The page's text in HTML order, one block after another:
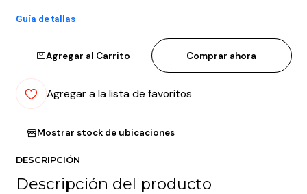
Guía de tallas
Agregar al Carrito Comprar ahora
Agregar a la lista de favoritos
Mostrar stock de ubicaciones
DESCRIPCIÓN
Descripción del producto